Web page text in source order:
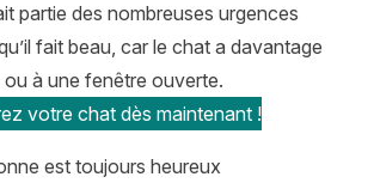
partie des nombreuses urgences
fait beau, car le chat a davantage
à une fenêtre ouverte.
votre chat dès maintenant !
est toujours heureux